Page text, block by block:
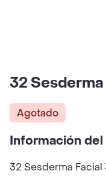
32
Agotado
Información
32 Sesderma Facial